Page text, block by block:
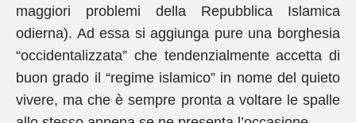
maggiori problemi della Repubblica Islamica
odierna). Ad essa si aggiunga pure una borghesia
“occidentalizzata” che tendenzialmente accetta di
buon grado il “regime islamico” in nome del quieto
vivere, ma che è sempre pronta a voltare le spalle